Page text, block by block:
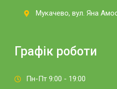
Мукачево, вул. Яна
Графік роботи
Пн-Пт 9:00 - 19:00